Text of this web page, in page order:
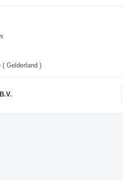
( Gelderland )